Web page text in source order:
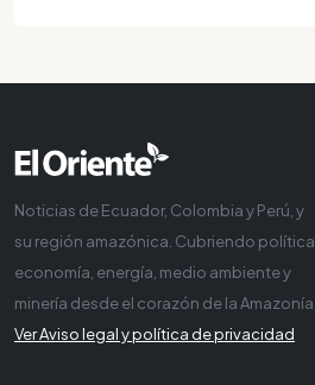
Noticias de Ecuador, Colombia y Perú, y
su región amazónica. Cubriendo política,
economía, energía, medio ambiente y
minería desde el corazón de la Amazonía
Ver Aviso legal y política de privacidad